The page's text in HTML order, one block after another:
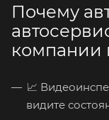
Почему
компании
📈
видите